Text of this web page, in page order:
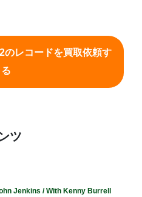
のレコードを買取依頼す
る
ツ
Jenkins / With Kenny Burrell